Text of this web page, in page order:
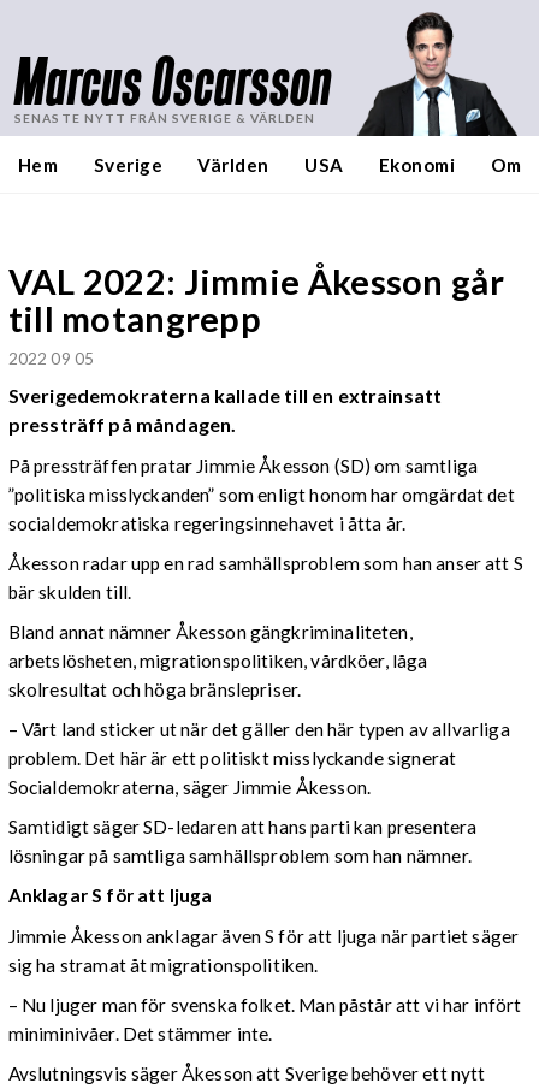
Marcus Oscarsson
SENASTE NYTT FRÅN SVERIGE & VÄRLDEN
Hem Sverige Världen USA Ekonomi Om
VAL 2022: Jimmie Åkesson går
till motangrepp
2022 09 05
Sverigedemokraterna kallade till en extrainsatt
pressträff på måndagen.
På pressträffen pratar Jimmie Åkesson (SD) om samtliga
”politiska misslyckanden” som enligt honom har omgärdat det
socialdemokratiska regeringsinnehavet i åtta år.
Åkesson radar upp en rad samhällsproblem som han anser att S
bär skulden till.
Bland annat nämner Åkesson gängkriminaliteten,
arbetslösheten, migrationspolitiken, vårdköer, låga
skolresultat och höga bränslepriser.
– Vårt land sticker ut när det gäller den här typen av allvarliga
problem. Det här är ett politiskt misslyckande signerat
Socialdemokraterna, säger Jimmie Åkesson.
Samtidigt säger SD-ledaren att hans parti kan presentera
lösningar på samtliga samhällsproblem som han nämner.
Anklagar S för att ljuga
Jimmie Åkesson anklagar även S för att ljuga när partiet säger
sig ha stramat åt migrationspolitiken.
– Nu ljuger man för svenska folket. Man påstår att vi har infört
miniminivåer. Det stämmer inte.
Avslutningsvis säger Åkesson att Sverige behöver ett nytt